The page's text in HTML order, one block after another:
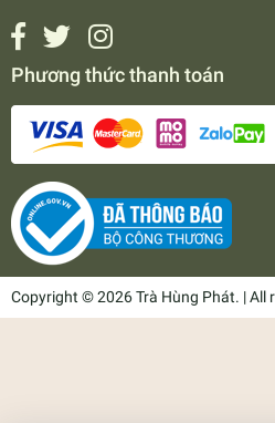
Phương thức thanh toán
Copyright © 2026 Trà Hùng Phát. | All